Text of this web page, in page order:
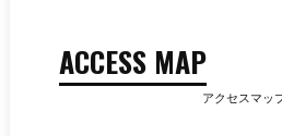
ACCESS MAP
アクセスマッ